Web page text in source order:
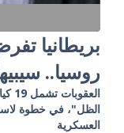
بريطانيا
روسيا..
الظل"، في خطوة
العسكرية